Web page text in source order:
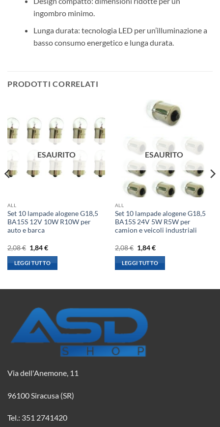
ingombro minimo.
Lunga durata: tecnologia LED per un’illuminazione a
basso consumo energetico e lunga durata.
PRODOTTI CORRELATI
ESAURITO
ALL
Set 10 lampade alogene G18,5
BA15S 12V 10W R10W per
auto e barca
2,08€ Il
prezzo
originale
era:
2,08 €.
1,84€Il
attuale
è:
1,84 €.
LEGGI TUTTO
ESAURITO
ALL
Set 10 lampade alogene G18,5
BA15S 24V 5W R5W per
camion e veicoli industriali
2,08€ Il
prezzo
originale
era:
2,08 €.
1,84€Il
attuale
è:
1,84 €.
LEGGI TUTTO
Via dell'Anemone, 11
96100 Siracusa (SR)
Tel.: 351 2741420